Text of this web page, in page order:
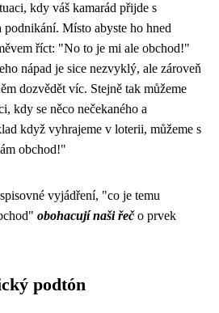
kdy váš kamarád přijde s
Místo abyste ho hned
říct: "No to je mi ale obchod!"
nápad je sice nezvyklý, ale zároveň
dozvědět víc. Stejně tak můžeme
kdy se něco nečekaného a
když vyhrajeme v loterii, můžeme s
obchod!"
vyjádření, "co je temu
obohacují naši řečo prvek
podtón